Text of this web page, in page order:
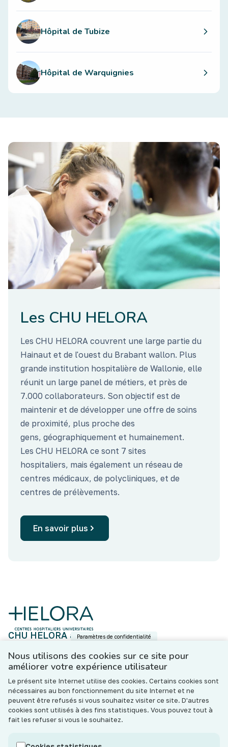
Hôpital de Tubize
Hôpital de Warquignies
Les CHU HELORA
Les CHU HELORA couvrent une large partie du
Hainaut et de l'ouest du Brabant wallon. Plus
grande institution hospitalière de Wallonie, elle
réunit un large panel de métiers, et près de
7.000 collaborateurs. Son objectif est de
maintenir et de développer une offre de soins
de proximité, plus proche des
gens, géographiquement et humainement.
Les CHU HELORA ce sont 7 sites
hospitaliers, mais également un réseau de
centres médicaux, de polycliniques, et de
centres de prélèvements.
En savoir plus
CHU HELORA asbl
N°BCE : BE 0801.643.533
Contact
Les hôpitaux de l’ASBL CHU HELORA (« l’Institution »)
s’engagent à ce que les traitements de données
personnelles effectués notamment dans le cadre de votre
prise en charge (thérapeutique, sociale et administrative)
Paramètres de confidentialité
Nous utilisons des cookies sur ce site pour
améliorer votre expérience utilisateur
Le présent site Internet utilise des cookies. Certains cookies sont
nécessaires au bon fonctionnement du site Internet et ne
peuvent être refusés si vous souhaitez visiter ce site. D'autres
cookies sont utilisés à des fins statistiques. Vous pouvez tout à
fait les refuser si vous le souhaitez.